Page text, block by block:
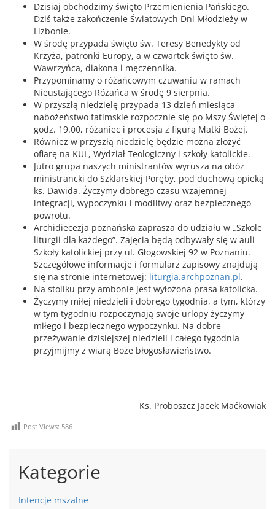
Dzisiaj obchodzimy święto Przemienienia Pańskiego.
Dziś także zakończenie Światowych Dni Młodzieży w
Lizbonie.
W środę przypada święto św. Teresy Benedykty od
Krzyża, patronki Europy, a w czwartek święto św.
Wawrzyńca, diakona i męczennika.
Przypominamy o różańcowym czuwaniu w ramach
Nieustającego Różańca w środę 9 sierpnia.
W przyszłą niedzielę przypada 13 dzień miesiąca –
nabożeństwo fatimskie rozpocznie się po Mszy Świętej o
godz. 19.00, różaniec i procesja z figurą Matki Bożej.
Również w przyszłą niedzielę będzie można złożyć
ofiarę na KUL, Wydział Teologiczny i szkoły katolickie.
Jutro grupa naszych ministrantów wyrusza na obóz
ministrancki do Szklarskiej Poręby, pod duchową opieką
ks. Dawida. Życzymy dobrego czasu wzajemnej
integracji, wypoczynku i modlitwy oraz bezpiecznego
powrotu.
Archidiecezja poznańska zaprasza do udziału w „Szkole
liturgii dla każdego”. Zajęcia będą odbywały się w auli
Szkoły katolickiej przy ul. Głogowskiej 92 w Poznaniu.
Szczegółowe informacje i formularz zapisowy znajdują
się na stronie internetowej: liturgia.archpoznan.pl.
Na stoliku przy ambonie jest wyłożona prasa katolicka.
Życzymy miłej niedzieli i dobrego tygodnia, a tym, którzy
w tym tygodniu rozpoczynają swoje urlopy życzymy
miłego i bezpiecznego wypoczynku. Na dobre
przeżywanie dzisiejszej niedzieli i całego tygodnia
przyjmijmy z wiarą Boże błogosławieństwo.
Ks. Proboszcz Jacek Maćkowiak
Post Views: 586
Kategorie
Intencje mszalne